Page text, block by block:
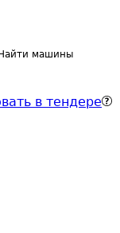
Найти машины
в тендере